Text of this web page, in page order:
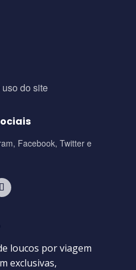
do site
Facebook, Twitter e